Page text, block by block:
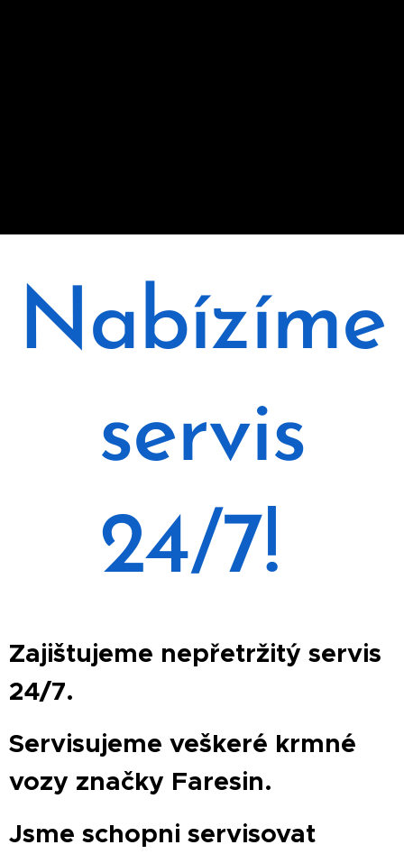
Nabízíme
servis
24/7!
Zajištujeme nepřetržitý servis
24/7.
Servisujeme veškeré krmné
vozy značky Faresin.
Jsme schopni servisovat